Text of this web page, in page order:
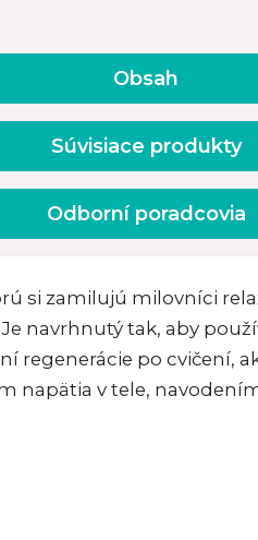
si zamilujú milovníci
navrhnutý tak, aby
regenerácie po cvičení,
napätia v tele,
Obsah
Súvisiace produkty
Odborní poradcovia